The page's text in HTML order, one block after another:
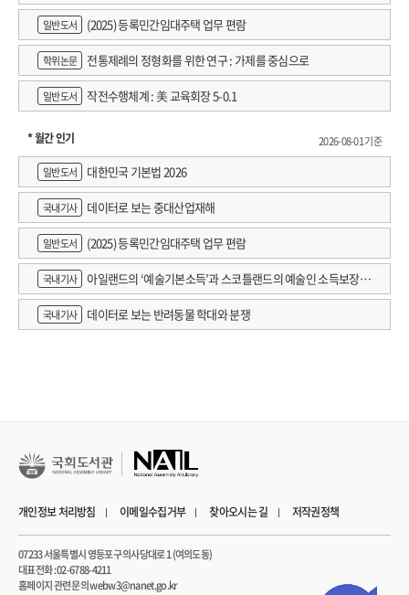
일반도서 (2025) 등록민간임대주택 업무 편람
학위논문 전통제례의 정형화를 위한 연구 : 가제를 중심으로
일반도서 작전수행체계 : 美 교육회장 5-0.1
* 월간 인기
2026-08-01 기준
일반도서
대한민국 기본법 2026
국내기사 데이터로 보는 중대산업재해
일반도서 (2025) 등록민간임대주택 업무 편람
국내기사
아일랜드의 ‘예술기본소득’과 스코틀랜드의 예술인 소득보장정
책 논의
국내기사 데이터로 보는 반려동물 학대와 분쟁
개인정보 처리방침 이메일수집거부 찾아오시는 길 저작권정책
07233 서울특별시 영등포구 의사당대로 1 (여의도동)
대표전화 : 02-6788-4211
홈페이지 관련 문의 webw3@nanet.go.kr